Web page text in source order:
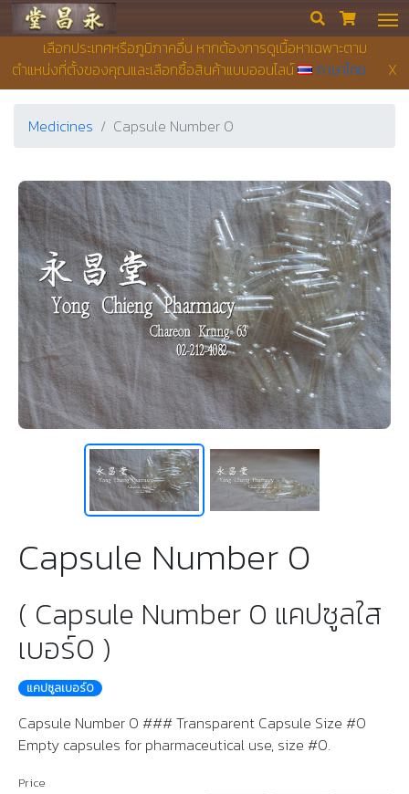
เลือกประเทศหรือภูมิภาคอื่น หากต้องการดูเนื้อหาเฉพาะตาม
ตำแหน่งที่ตั้งของคุณและเลือกซื้อสินค้าแบบออนไลน์
ภาษาไทย X
Yong Chieng Pharmacy  
Medicines Capsule Number 0
Capsule Number 0
( Capsule Number 0 แคปซูลใส
เบอร์​0 )
แคปซูลเบอร์0
Capsule Number 0 ### Transparent Capsule Size #0
Empty capsules for pharmaceutical use, size #0.
Price